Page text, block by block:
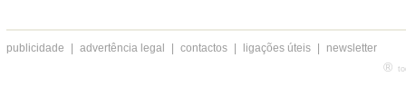
publicidade advertência legal contactos ligações úteis newsletter
®